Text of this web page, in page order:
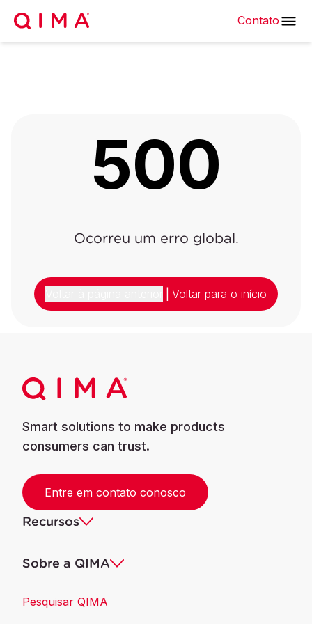
Contato
500
Ocorreu um erro global.
Voltar para o início
Smart solutions to make products
consumers can trust.
Entre em contato conosco
Recursos
Sobre a QIMA
Pesquisar QIMA